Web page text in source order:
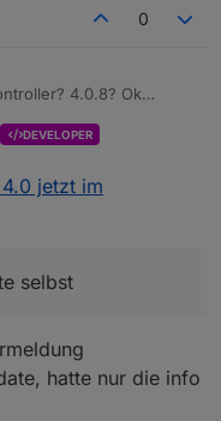
0
4.0.8? Ok
das der Fehler bei
kam aber alles tut?
du restartest?
und danach. Am
selbst. Ist zu arg
DEVELOPER
jetzt im
selbst
hatte nur die info